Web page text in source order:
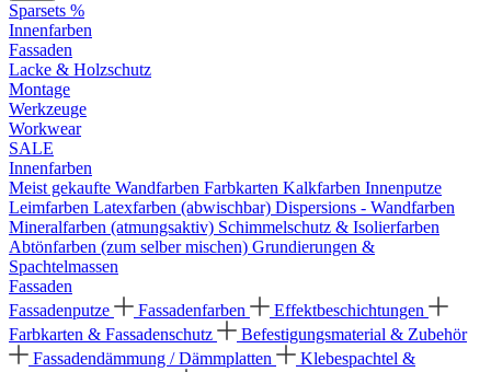
Sparsets %
Innenfarben
Fassaden
Lacke & Holzschutz
Montage
Werkzeuge
Workwear
SALE
Innenfarben
Meist gekaufte Wandfarben Farbkarten Kalkfarben Innenputze
Leimfarben Latexfarben (abwischbar) Dispersions - Wandfarben
Mineralfarben (atmungsaktiv) Schimmelschutz & Isolierfarben
Abtönfarben (zum selber mischen) Grundierungen &
Spachtelmassen
Fassaden
Fassadenputze
Fassadenfarben
Effektbeschichtungen
Farbkarten & Fassadenschutz
Befestigungsmaterial & Zubehör
Fassadendämmung / Dämmplatten
Klebespachtel &